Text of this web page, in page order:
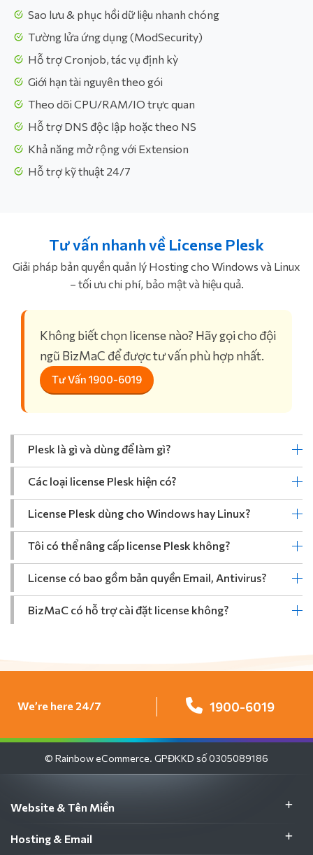
Sao lưu & phục hồi dữ liệu nhanh chóng
Tường lửa ứng dụng (ModSecurity)
Hỗ trợ Cronjob, tác vụ định kỳ
Giới hạn tài nguyên theo gói
Theo dõi CPU/RAM/IO trực quan
Hỗ trợ DNS độc lập hoặc theo NS
Khả năng mở rộng với Extension
Hỗ trợ kỹ thuật 24/7
Tư vấn nhanh về License Plesk
Giải pháp bản quyền quản lý Hosting cho Windows và Linux
– tối ưu chi phí, bảo mật và hiệu quả.
Không biết chọn license nào? Hãy gọi cho đội
ngũ BizMaC để được tư vấn phù hợp nhất.
Tư Vấn 1900-6019
Plesk là gì và dùng để làm gì?
Các loại license Plesk hiện có?
License Plesk dùng cho Windows hay Linux?
Tôi có thể nâng cấp license Plesk không?
License có bao gồm bản quyền Email, Antivirus?
BizMaC có hỗ trợ cài đặt license không?
We’re here 24/7 1900-6019
© Rainbow eCommerce. GPĐKKD số 0305089186
Website & Tên Miền
Hosting & Email